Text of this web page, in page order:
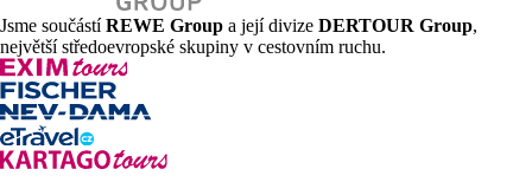
Jsme součástíREWE Group a její divize DERTOUR Group,
největší středoevropské skupiny v cestovním ruchu.